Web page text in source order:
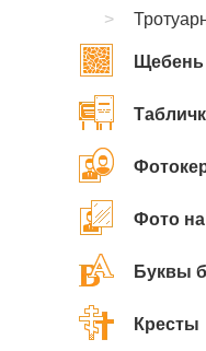
Щебень
Фото на
Буквы
Кресты